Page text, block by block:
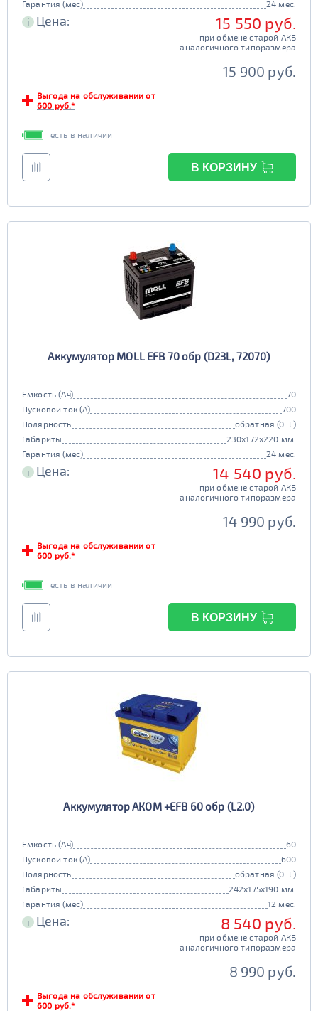
Гарантия (мес) 24 мес.
i Цена: 15 550 руб.
при обмене старой АКБ
аналогичного типоразмера
15 900 руб.
Выгода на обслуживании от
600 руб.*
есть в наличии
В КОРЗИНУ
Аккумулятор MOLL EFB 70 обр (D23L, 72070)
Емкость (Ач)
70
Пусковой ток (А)
700
Полярность
обратная (0, L)
Габариты
230x172x220 мм.
Гарантия (мес)
24 мес.
i Цена: 14 540 руб.
при обмене старой АКБ
аналогичного типоразмера
14 990 руб.
Выгода на обслуживании от
600 руб.*
есть в наличии
В КОРЗИНУ
Аккумулятор АКОМ +EFB 60 обр (L2.0)
Емкость (Ач)
60
Пусковой ток (А)
600
Полярность
обратная (0, L)
Габариты
242x175x190 мм.
Гарантия (мес)
12 мес.
i Цена: 8 540 руб.
при обмене старой АКБ
аналогичного типоразмера
8 990 руб.
Выгода на обслуживании от
600 руб.*